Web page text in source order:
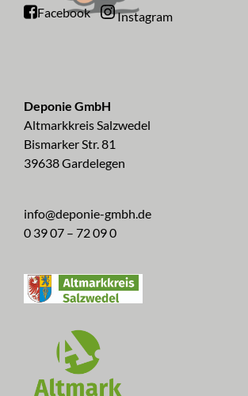
Facebook Instagram
Deponie GmbH
Altmarkkreis Salzwedel
Bismarker Str. 81
39638 Gardelegen
info@deponie-gmbh.de
0 39 07 – 72 09 0